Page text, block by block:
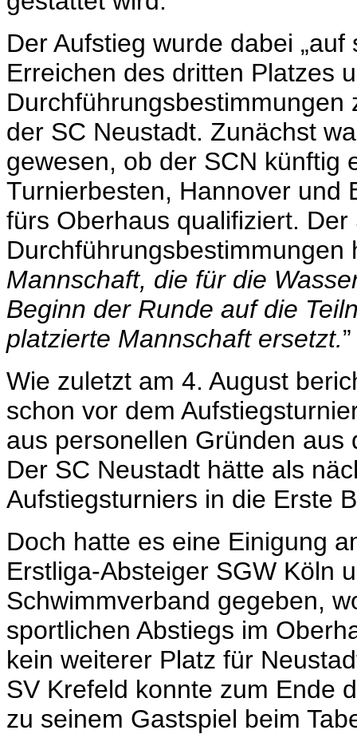
Der Aufstieg wurde dabei
Erreichen des dritten Platzes
der SC Neustadt. Zunächst
gewesen, ob der SCN künftig
Turnierbesten, Hannover und
fürs Oberhaus qualifiziert.
Durchführungsbestimmungen
Mannschaft, die für die
Beginn der Runde auf die
platzierte Mannschaft ersetzt.”
Wie zuletzt am 4. August
schon vor dem
aus personellen Gründen
Der SC Neustadt hätte als
Aufstiegsturniers in die Erste
Doch hatte es eine Einigung
Erstliga-Absteiger SGW Köln
Schwimmverband gegeben,
sportlichen Abstiegs im
kein weiterer Platz für
SV Krefeld konnte zum Ende
zu seinem Gastspiel beim